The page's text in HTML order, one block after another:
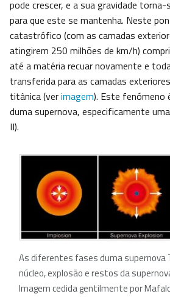
pode crescer, e a sua gravidade
para que este se mantenha. Neste
catastrófico (com as camadas
atingirem 250 milhões de km/h)
até a matéria recuar novamente e
transferida para as camadas
titânica (verimagem). Este fenómeno
duma supernova, especificamente
II).
As diferentes fases duma supernova
núcleo, explosão e restos da
Imagem cedida gentilmente por